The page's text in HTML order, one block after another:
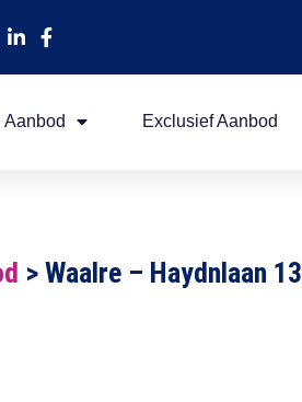
Aanbod Exclusief Aanbod
> Waalre – Haydnlaan 13